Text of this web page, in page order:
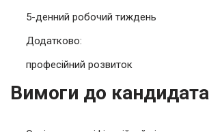
5-денний робочий тиждень
Додатково:
професійний розвиток
Вимоги до кандидата